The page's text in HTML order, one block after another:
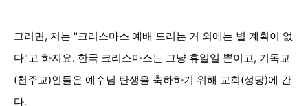
그러면, 저는 "크리스마스 예배 드리는 거 외에는 별 계획이 없
다"고 하지요. 한국 크리스마스는 그냥 휴일일 뿐이고, 기독교
(천주교)인들은 예수님 탄생을 축하하기 위해 교회(성당)에 간
다.